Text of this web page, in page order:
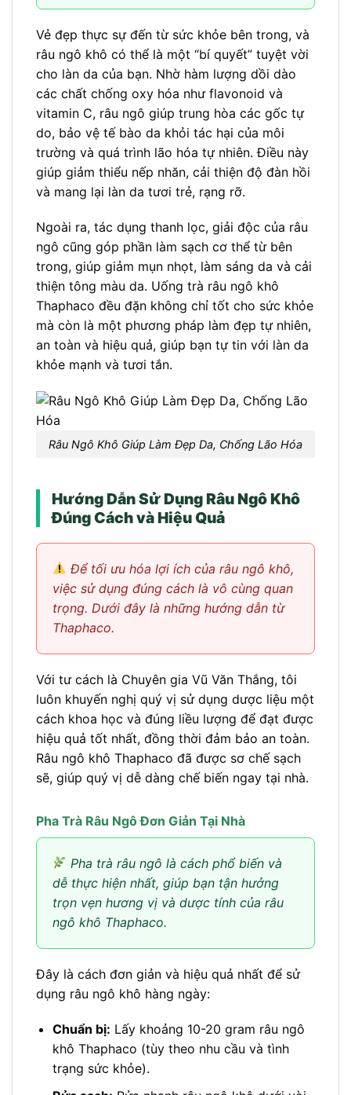
Vẻ đẹp thực sự đến từ sức khỏe bên trong, và
râu ngô khô có thể là một “bí quyết” tuyệt vời
cho làn da của bạn. Nhờ hàm lượng dồi dào
các chất chống oxy hóa như flavonoid và
vitamin C, râu ngô giúp trung hòa các gốc tự
do, bảo vệ tế bào da khỏi tác hại của môi
trường và quá trình lão hóa tự nhiên. Điều này
giúp giảm thiểu nếp nhăn, cải thiện độ đàn hồi
và mang lại làn da tươi trẻ, rạng rỡ.
Ngoài ra, tác dụng thanh lọc, giải độc của râu
ngô cũng góp phần làm sạch cơ thể từ bên
trong, giúp giảm mụn nhọt, làm sáng da và cải
thiện tông màu da. Uống trà râu ngô khô
Thaphaco đều đặn không chỉ tốt cho sức khỏe
mà còn là một phương pháp làm đẹp tự nhiên,
an toàn và hiệu quả, giúp bạn tự tin với làn da
khỏe mạnh và tươi tắn.
Râu Ngô Khô Giúp Làm Đẹp Da, Chống Lão Hóa
Hướng Dẫn Sử Dụng Râu Ngô Khô
Đúng Cách và Hiệu Quả
Để tối ưu hóa lợi ích của râu ngô khô,
việc sử dụng đúng cách là vô cùng quan
trọng. Dưới đây là những hướng dẫn từ
Thaphaco.
Với tư cách là Chuyên gia Vũ Văn Thắng, tôi
luôn khuyến nghị quý vị sử dụng dược liệu một
cách khoa học và đúng liều lượng để đạt được
hiệu quả tốt nhất, đồng thời đảm bảo an toàn.
Râu ngô khô Thaphaco đã được sơ chế sạch
sẽ, giúp quý vị dễ dàng chế biến ngay tại nhà.
Pha Trà Râu Ngô Đơn Giản Tại Nhà
Pha trà râu ngô là cách phổ biến và
dễ thực hiện nhất, giúp bạn tận hưởng
trọn vẹn hương vị và dược tính của râu
ngô khô Thaphaco.
Đây là cách đơn giản và hiệu quả nhất để sử
dụng râu ngô khô hàng ngày:
Chuẩn bị: Lấy khoảng 10-20 gram râu ngô
khô Thaphaco (tùy theo nhu cầu và tình
trạng sức khỏe).